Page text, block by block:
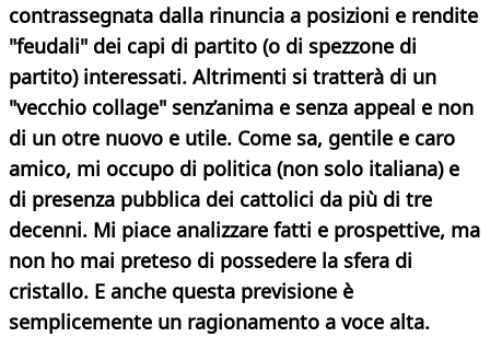
contrassegnata dalla rinuncia a posizioni e rendite
"feudali" dei capi di partito (o di spezzone di
partito) interessati. Altrimenti si tratterà di un
"vecchio collage" senz’anima e senza appeal e non
di un otre nuovo e utile. Come sa, gentile e caro
amico, mi occupo di politica (non solo italiana) e
di presenza pubblica dei cattolici da più di tre
decenni. Mi piace analizzare fatti e prospettive, ma
non ho mai preteso di possedere la sfera di
cristallo. E anche questa previsione è
semplicemente un ragionamento a voce alta.